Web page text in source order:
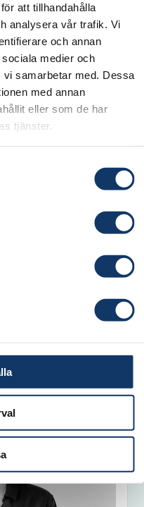
att tillhandahålla
analysera vår trafik. Vi
och annan
medier och
samarbetar med. Dessa
med annan
eller som de har
tjänster.